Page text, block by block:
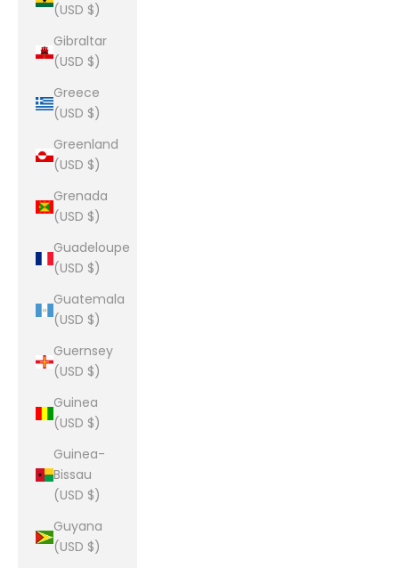
(USD $)
Gibraltar
(USD $)
Greece
(USD $)
Greenland
(USD $)
Grenada
(USD $)
Guadeloupe
(USD $)
Guatemala
(USD $)
Guernsey
(USD $)
Guinea
(USD $)
Guinea-
Bissau
(USD $)
Guyana
(USD $)